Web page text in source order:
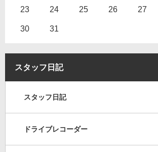
23 24 25 26 27
30 31
スタッフ日記
スタッフ日記
ドライブレコーダー